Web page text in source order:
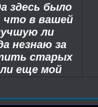
здесь было
что в вашей
ли
незнаю за
старых
еще мой